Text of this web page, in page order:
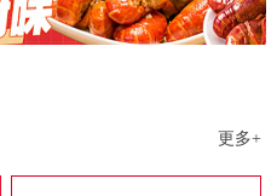
更多+